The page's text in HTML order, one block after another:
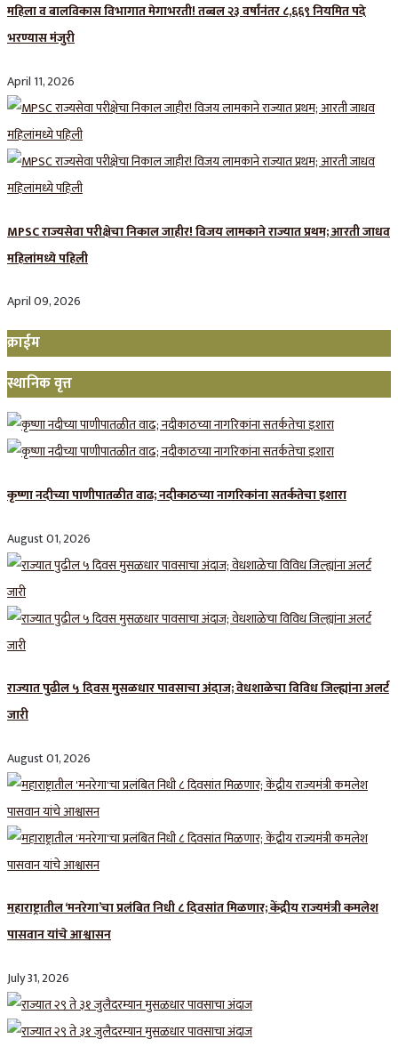
महिला व बालविकास विभागात मेगाभरती! तब्बल २३ वर्षांनंतर ८,६६९ नियमित पदे
भरण्यास मंजुरी
April 11, 2026
MPSC राज्यसेवा परीक्षेचा निकाल जाहीर! विजय लामकाने राज्यात प्रथम; आरती जाधव
महिलांमध्ये पहिली
April 09, 2026
क्राईम
स्थानिक वृत्त
कृष्णा नदीच्या पाणीपातळीत वाढ; नदीकाठच्या नागरिकांना सतर्कतेचा इशारा
August 01, 2026
राज्यात पुढील ५ दिवस मुसळधार पावसाचा अंदाज; वेधशाळेचा विविध जिल्ह्यांना अलर्ट
जारी
August 01, 2026
महाराष्ट्रातील ‘मनरेगा’चा प्रलंबित निधी ८ दिवसांत मिळणार; केंद्रीय राज्यमंत्री कमलेश
पासवान यांचे आश्वासन
July 31, 2026